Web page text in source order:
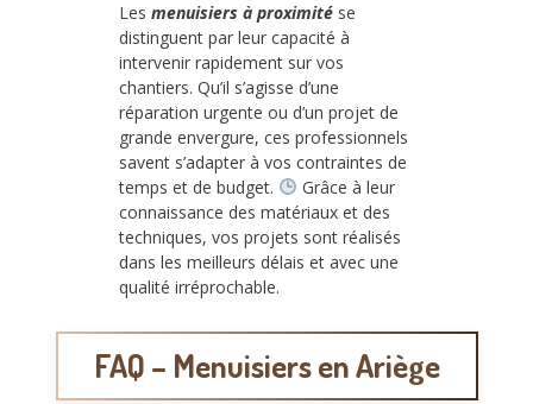
Les menuisiers à proximité se
distinguent par leur capacité à
intervenir rapidement sur vos
chantiers. Qu’il s’agisse d’une
réparation urgente ou d’un projet de
grande envergure, ces professionnels
savent s’adapter à vos contraintes de
temps et de budget.
Grâce à leur
connaissance des matériaux et des
techniques, vos projets sont réalisés
dans les meilleurs délais et avec une
qualité irréprochable.
FAQ – Menuisiers en Ariège